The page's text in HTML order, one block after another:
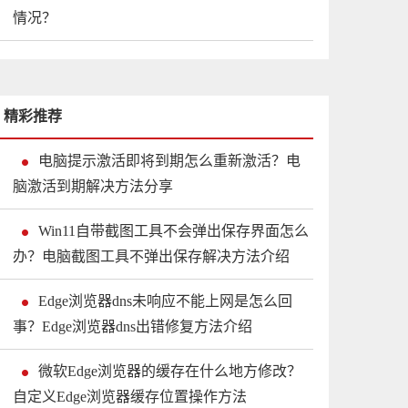
情况？
精彩推荐
电脑提示激活即将到期怎么重新激活？电
脑激活到期解决方法分享
Win11自带截图工具不会弹出保存界面怎么
办？电脑截图工具不弹出保存解决方法介绍
Edge浏览器dns未响应不能上网是怎么回
事？Edge浏览器dns出错修复方法介绍
微软Edge浏览器的缓存在什么地方修改？
自定义Edge浏览器缓存位置操作方法